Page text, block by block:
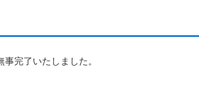
完了いたしました。